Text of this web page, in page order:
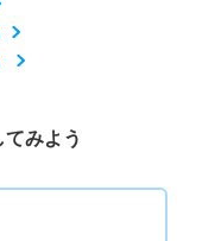
みよう